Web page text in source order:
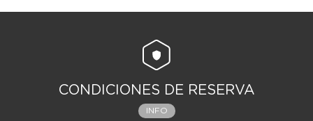
CONDICIONES DE RESERVA
INFO